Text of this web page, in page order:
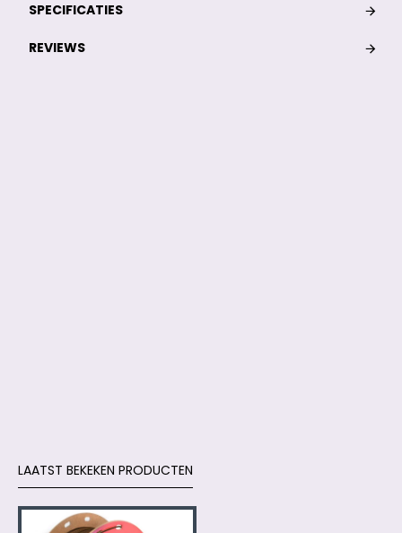
SPECIFICATIES
REVIEWS
LAATST BEKEKEN PRODUCTEN